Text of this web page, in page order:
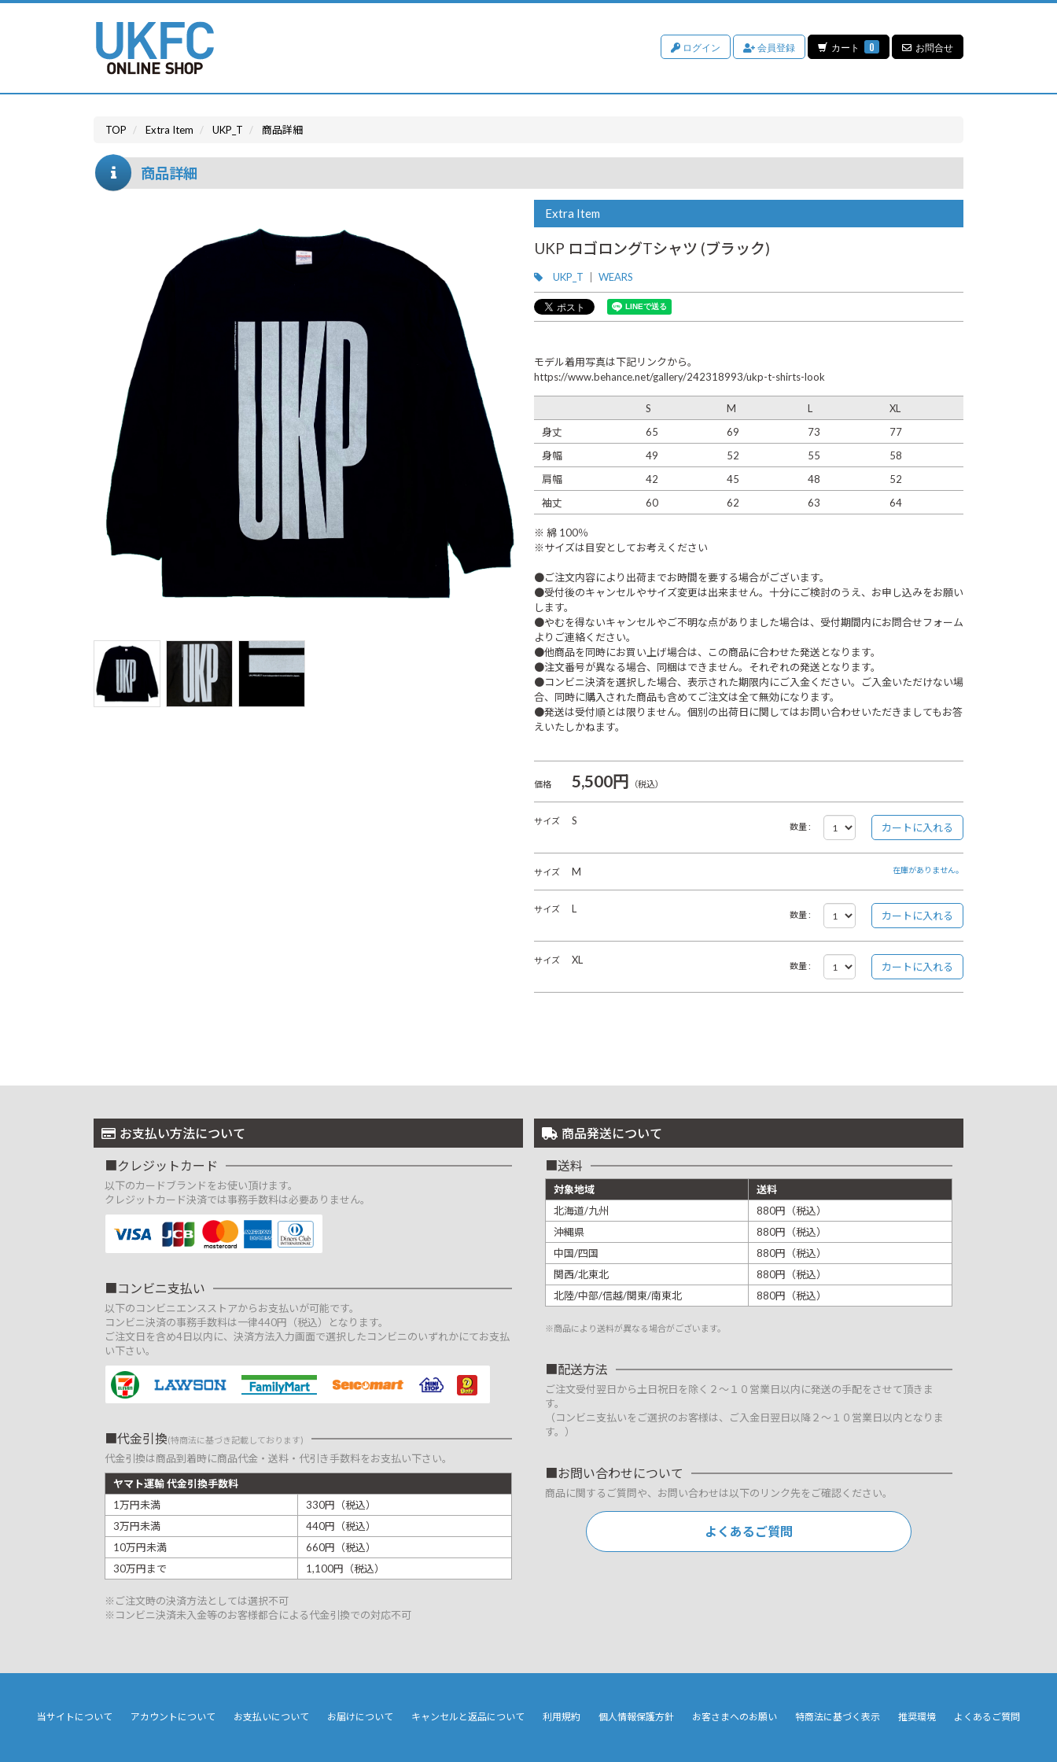
ログイン 会員登録 カート 0 お問合せ
TOP Extra Item UKP_T 商品詳細
商品詳細
Extra Item
UKP ロゴロングTシャツ (ブラック)
UKP_T WEARS
モデル着用写真は下記リンクから。
https://www.behance.net/gallery/242318993/ukp-t-shirts-look
S M L
XL
身丈
65 69 73
77
身幅
49 52 55
58
肩幅
42 45 48
52
袖丈
60 62 63 64
※ 綿 100％
※サイズは目安としてお考えください
●ご注文内容により出荷までお時間を要する場合がございます。
●受付後のキャンセルやサイズ変更は出来ません。十分にご検討のうえ、お申し込みをお願い
します。
●やむを得ないキャンセルやご不明な点がありました場合は、受付期間内にお問合せフォーム
よりご連絡ください。
●他商品を同時にお買い上げ場合は、この商品に合わせた発送となります。
●注文番号が異なる場合、同梱はできません。それぞれの発送となります。
●コンビニ決済を選択した場合、表示された期限内にご入金ください。ご入金いただけない場
合、同時に購入された商品も含めてご注文は全て無効になります。
●発送は受付順とは限りません。個別の出荷日に関してはお問い合わせいただきましてもお答
えいたしかねます。
価格 5,500円 （税込）
サイズ S 数量 :
サイズ M 在庫がありません。
サイズ L 数量 :
サイズ XL 数量 :
お支払い方法について
クレジットカード
以下のカードブランドをお使い頂けます。
クレジットカード決済では事務手数料は必要ありません。
コンビニ支払い
以下のコンビニエンスストアからお支払いが可能です。
コンビニ決済の事務手数料は一律440円（税込）となります。
ご注文日を含め4日以内に、決済方法入力画面で選択したコンビニのいずれかにてお支払
い下さい。
代金引換(特商法に基づき記載しております)
代金引換は商品到着時に商品代金・送料・代引き手数料をお支払い下さい。
ヤマト運輸 代金引換手数料
1万円未満
330円（税込）
3万円未満
440円（税込）
10万円未満
660円（税込）
30万円まで
1,100円（税込）
※ご注文時の決済方法としては選択不可
※コンビニ決済未入金等のお客様都合による代金引換での対応不可
商品発送について
送料
対象地域
送料
北海道/九州
880円（税込）
沖縄県
880円（税込）
中国/四国
880円（税込）
関西/北東北
880円（税込）
北陸/中部/信越/関東/南東北
880円（税込）
※商品により送料が異なる場合がございます。
配送方法
ご注文受付翌日から土日祝日を除く２～１０営業日以内に発送の手配をさせて頂きま
す。
（コンビニ支払いをご選択のお客様は、ご入金日翌日以降２～１０営業日以内となりま
す。）
お問い合わせについて
商品に関するご質問や、お問い合わせは以下のリンク先をご確認ください。
よくあるご質問
当サイトについて アカウントについて お支払いについて お届けについて キャンセルと返品について 利用規約 個人情報保護方針 お客さまへのお願い 特商法に基づく表示 推奨環境 よくあるご質問